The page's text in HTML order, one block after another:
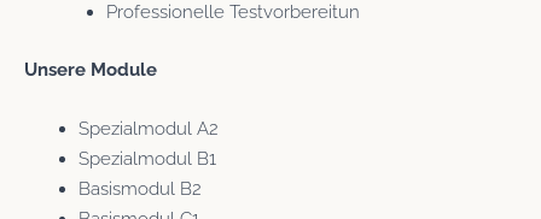
Professionelle Testvorbereitun
Unsere Module
Spezialmodul A2
Spezialmodul B1
Basismodul B2